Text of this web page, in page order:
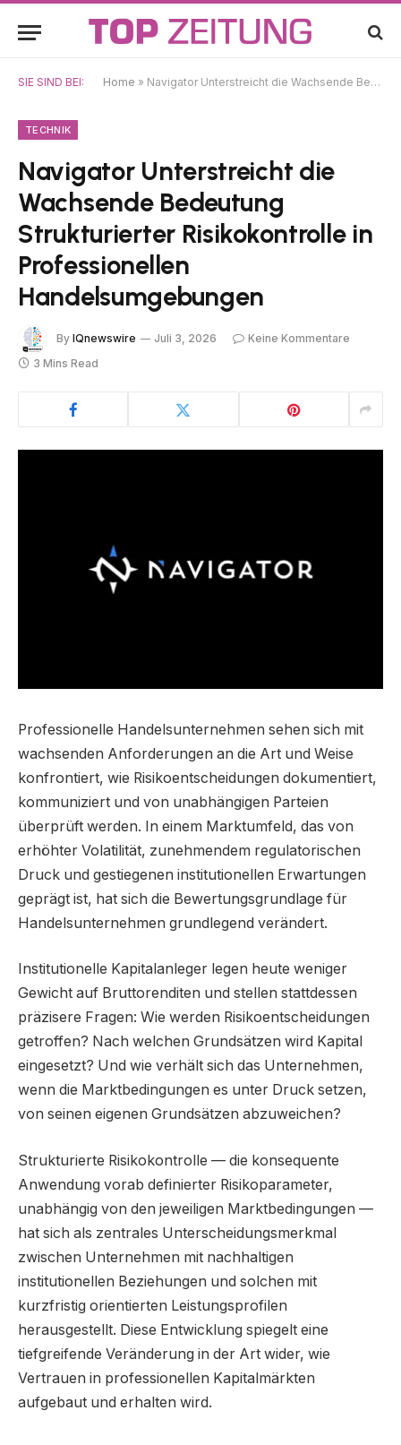
SIE SIND BEI: Home » Navigator Unterstreicht die Wachsende Bedeutung Strukturierter Risikokontrolle in Professionellen Handelsumgebungen
TECHNIK
Navigator Unterstreicht die
Wachsende Bedeutung
Strukturierter Risikokontrolle in
Professionellen
Handelsumgebungen
By IQnewswire Juli 3, 2026
Keine Kommentare
3 Mins Read
Professionelle Handelsunternehmen sehen sich mit
wachsenden Anforderungen an die Art und Weise
konfrontiert, wie Risikoentscheidungen dokumentiert,
kommuniziert und von unabhängigen Parteien
überprüft werden. In einem Marktumfeld, das von
erhöhter Volatilität, zunehmendem regulatorischen
Druck und gestiegenen institutionellen Erwartungen
geprägt ist, hat sich die Bewertungsgrundlage für
Handelsunternehmen grundlegend verändert.
Institutionelle Kapitalanleger legen heute weniger
Gewicht auf Bruttorenditen und stellen stattdessen
präzisere Fragen: Wie werden Risikoentscheidungen
getroffen? Nach welchen Grundsätzen wird Kapital
eingesetzt? Und wie verhält sich das Unternehmen,
wenn die Marktbedingungen es unter Druck setzen,
von seinen eigenen Grundsätzen abzuweichen?
Strukturierte Risikokontrolle — die konsequente
Anwendung vorab definierter Risikoparameter,
unabhängig von den jeweiligen Marktbedingungen —
hat sich als zentrales Unterscheidungsmerkmal
zwischen Unternehmen mit nachhaltigen
institutionellen Beziehungen und solchen mit
kurzfristig orientierten Leistungsprofilen
herausgestellt. Diese Entwicklung spiegelt eine
tiefgreifende Veränderung in der Art wider, wie
Vertrauen in professionellen Kapitalmärkten
aufgebaut und erhalten wird.